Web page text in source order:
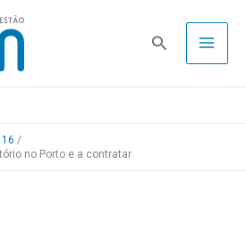
Pesquisa
16
no Porto e a contratar